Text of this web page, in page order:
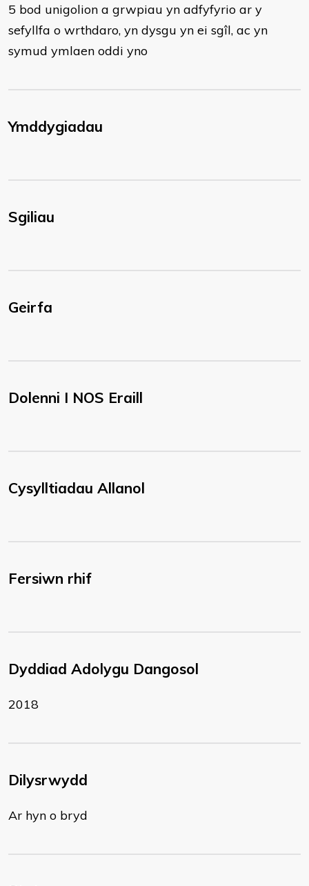
5 bod unigolion a grwpiau yn adfyfyrio ar y
sefyllfa o wrthdaro, yn dysgu yn ei sgîl, ac yn
symud ymlaen oddi yno ​
Ymddygiadau
Sgiliau
Geirfa
Dolenni I NOS Eraill
Cysylltiadau Allanol
Fersiwn rhif
Dyddiad Adolygu Dangosol
2018
Dilysrwydd
Ar hyn o bryd